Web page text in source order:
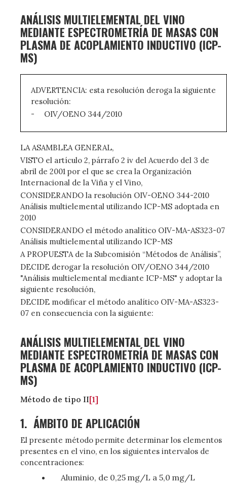
ANÁLISIS MULTIELEMENTAL DEL VINO
MEDIANTE ESPECTROMETRÍA DE MASAS CON
PLASMA DE ACOPLAMIENTO INDUCTIVO (ICP-
MS)
ADVERTENCIA: esta resolución deroga la siguiente
resolución:
-
OIV/OENO 344/2010
LA ASAMBLEA GENERAL,
VISTO el artículo 2, párrafo 2 iv del Acuerdo del 3 de
abril de 2001 por el que se crea la Organización
Internacional de la Viña y el Vino,
CONSIDERANDO la resolución OIV-OENO 344-2010
Análisis multielemental utilizando ICP-MS adoptada en
2010
CONSIDERANDO el método analítico OIV-MA-AS323-07
Análisis multielemental utilizando ICP-MS
A PROPUESTA de la Subcomisión “Métodos de Análisis”,
DECIDE derogar la resolución OIV/OENO 344/2010
"Análisis multielemental mediante ICP-MS" y adoptar la
siguiente resolución,
DECIDE modificar el método analítico OIV-MA-AS323-
07 en consecuencia con la siguiente:
ANÁLISIS MULTIELEMENTAL DEL VINO
MEDIANTE ESPECTROMETRÍA DE MASAS CON
PLASMA DE ACOPLAMIENTO INDUCTIVO (ICP-
MS)
Método de tipo II[1]
1. ÁMBITO DE APLICACIÓN
El presente método permite determinar los elementos
presentes en el vino, en los siguientes intervalos de
concentraciones:
Aluminio, de 0,25 mg/L a 5,0 mg/L